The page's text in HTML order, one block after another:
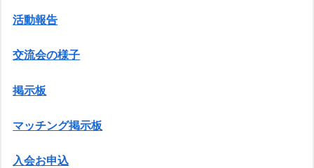
活動報告
交流会の様子
掲示板
マッチング掲示板
入会お申込